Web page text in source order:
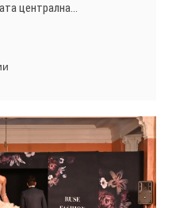
централна…